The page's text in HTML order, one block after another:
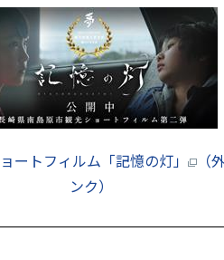
ョートフィルム「記憶の灯」
（
ンク）